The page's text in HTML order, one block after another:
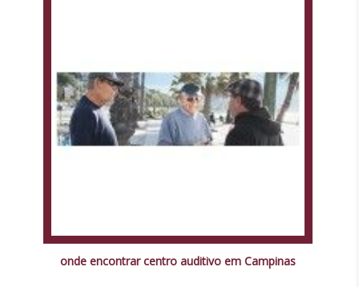
onde encontrar centro auditivo em Campinas